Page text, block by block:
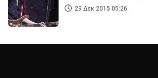
29 Δεκ 2015 05:26